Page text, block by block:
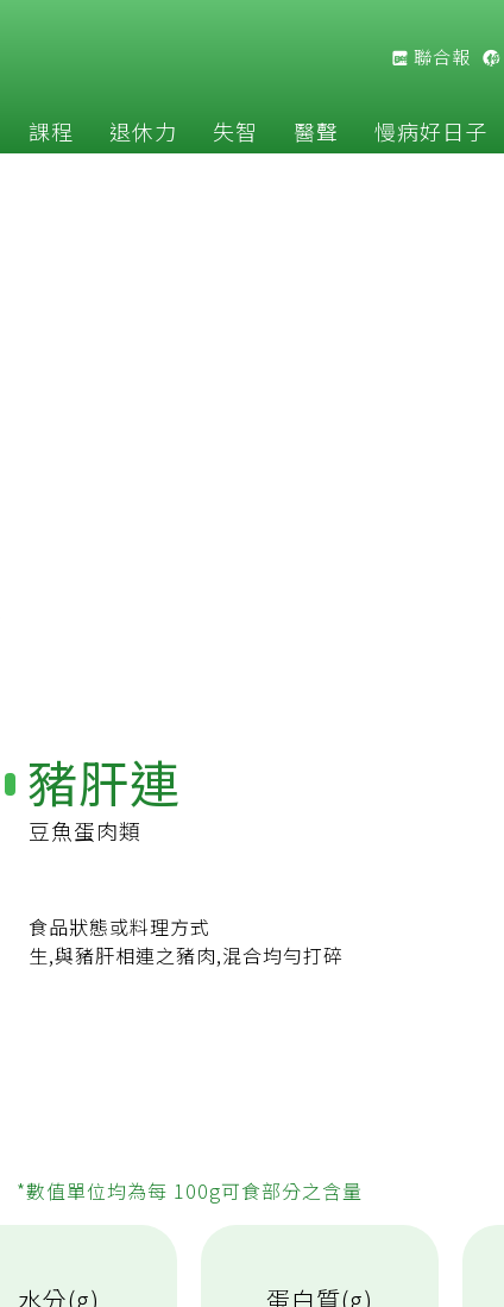
聯合報
課程 退休力 失智 醫聲 慢病好日子
豬肝連
豆魚蛋肉類
食品狀態或料理方式
生,與豬肝相連之豬肉,混合均勻打碎
*數值單位均為每 100g可食部分之含量
水分(g) 蛋白質(g)